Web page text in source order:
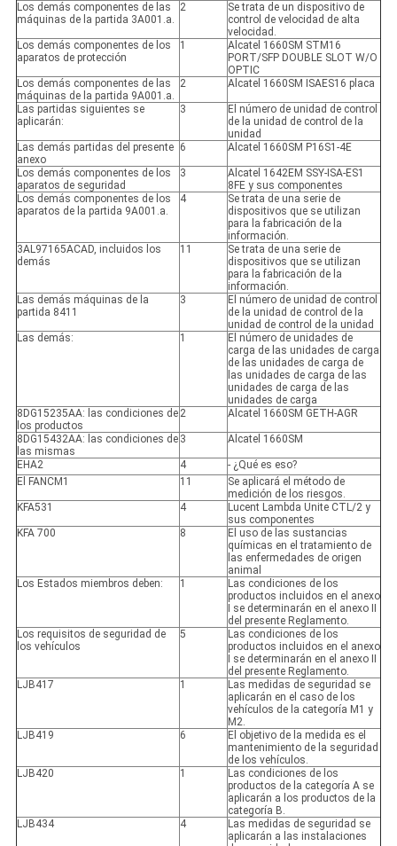
Los demás componentes de las
máquinas de la partida 3A001.a.
2
Se trata de un dispositivo de
control de velocidad de alta
velocidad.
Los demás componentes de los
aparatos de protección
1
Alcatel 1660SM STM16
PORT/SFP DOUBLE SLOT W/O
OPTIC
Los demás componentes de las
máquinas de la partida 9A001.a.
2 Alcatel 1660SM ISAES16 placa
Las partidas siguientes se
aplicarán:
3
El número de unidad de control
de la unidad de control de la
unidad
Las demás partidas del presente
anexo
6 Alcatel 1660SM P16S1-4E
Los demás componentes de los
aparatos de seguridad
3
Alcatel 1642EM SSY-ISA-ES1
8FE y sus componentes
Los demás componentes de los
aparatos de la partida 9A001.a.
4
Se trata de una serie de
dispositivos que se utilizan
para la fabricación de la
información.
3AL97165ACAD, incluidos los
demás
11
Se trata de una serie de
dispositivos que se utilizan
para la fabricación de la
información.
Las demás máquinas de la
partida 8411
3
El número de unidad de control
de la unidad de control de la
unidad de control de la unidad
Las demás:
1
El número de unidades de
carga de las unidades de carga
de las unidades de carga de
las unidades de carga de las
unidades de carga de las
unidades de carga
8DG15235AA: las condiciones de
los productos
2 Alcatel 1660SM GETH-AGR
8DG15432AA: las condiciones de
las mismas
3 Alcatel 1660SM
EHA2 4
- ¿Qué es eso?
El FANCM1
11
Se aplicará el método de
medición de los riesgos.
KFA531
4
Lucent Lambda Unite CTL/2 y
sus componentes
KFA 700
8
El uso de las sustancias
químicas en el tratamiento de
las enfermedades de origen
animal
Los Estados miembros deben:
1
Las condiciones de los
productos incluidos en el anexo
I se determinarán en el anexo II
del presente Reglamento.
Los requisitos de seguridad de
los vehículos
5
Las condiciones de los
productos incluidos en el anexo
I se determinarán en el anexo II
del presente Reglamento.
LJB417
1
Las medidas de seguridad se
aplicarán en el caso de los
vehículos de la categoría M1 y
M2.
LJB419
6
El objetivo de la medida es el
mantenimiento de la seguridad
de los vehículos.
LJB420
1
Las condiciones de los
productos de la categoría A se
aplicarán a los productos de la
categoría B.
LJB434
4
Las medidas de seguridad se
aplicarán a las instalaciones